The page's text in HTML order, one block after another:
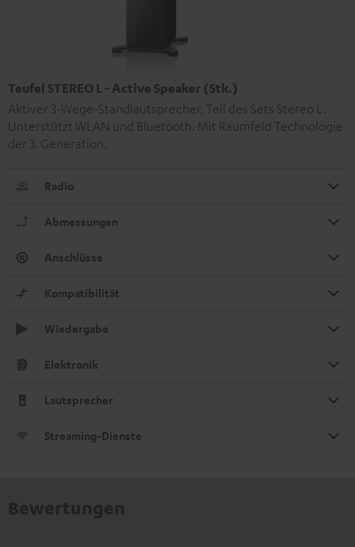
Teufel STEREO L - Active Speaker (Stk.)
Aktiver 3-Wege-Standlautsprecher, Teil des Sets Stereo L.
Unterstützt WLAN und Bluetooth. Mit Raumfeld Technologie
der 3. Generation.
Radio
Abmessungen
Anschlüsse
Kompatibilität
Wiedergabe
Elektronik
Lautsprecher
Streaming-Dienste